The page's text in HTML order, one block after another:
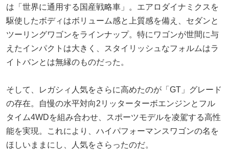
は「世界に通用する国産戦略車」。エアロダイナミクスを
駆使したボディはボリューム感と上質感を備え、セダンと
ツーリングワゴンをラインナップ。特にワゴンが世間に与
えたインパクトは大きく、スタイリッシュなフォルムはラ
イトバンとは無縁のものだった。
そして、レガシィ人気をさらに高めたのが「GT」グレード
の存在。自慢の水平対向2リッターターボエンジンとフル
タイム4WDを組み合わせ、スポーツモデルを凌駕する高性
能を実現。これにより、ハイパフォーマンスワゴンの名を
ほしいままにし、人気をさらったのだ。